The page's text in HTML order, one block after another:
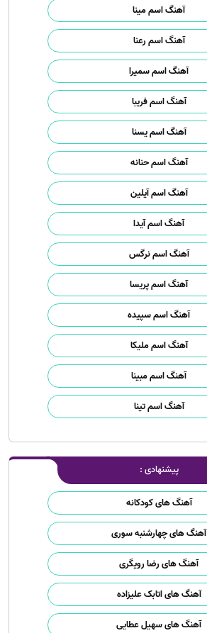
آهنگ اسم مینا
آهنگ اسم رعنا
آهنگ اسم سمیرا
آهنگ اسم فریبا
آهنگ اسم یسنا
آهنگ اسم حنانه
آهنگ اسم آیلین
آهنگ اسم آیدا
آهنگ اسم نرگس
آهنگ اسم پریسا
آهنگ اسم سپیده
آهنگ اسم ملیکا
آهنگ اسم مبینا
آهنگ اسم تینا
پیشنهادی :
آهنگ های کودکانه
آهنگ های چهارشنبه سوری
آهنگ های رضا رویگری
آهنگ های اتابک علیزاده
آهنگ های سهیل عطایی